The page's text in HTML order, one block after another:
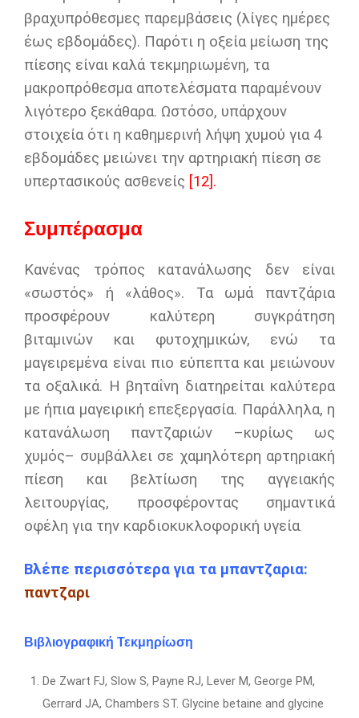
βραχυπρόθεσμες παρεμβάσεις (λίγες ημέρες
έως εβδομάδες). Παρότι η οξεία μείωση της
πίεσης είναι καλά τεκμηριωμένη, τα
μακροπρόθεσμα αποτελέσματα παραμένουν
λιγότερο ξεκάθαρα. Ωστόσο, υπάρχουν
στοιχεία ότι η καθημερινή λήψη χυμού για 4
εβδομάδες μειώνει την αρτηριακή πίεση σε
υπερτασικούς ασθενείς [12].
Συμπέρασμα
Κανένας τρόπος κατανάλωσης δεν είναι
«σωστός» ή «λάθος». Τα ωμά παντζάρια
προσφέρουν καλύτερη συγκράτηση
βιταμινών και φυτοχημικών, ενώ τα
μαγειρεμένα είναι πιο εύπεπτα και μειώνουν
τα οξαλικά. Η βηταΐνη διατηρείται καλύτερα
με ήπια μαγειρική επεξεργασία. Παράλληλα, η
κατανάλωση παντζαριών –κυρίως ως
χυμός– συμβάλλει σε χαμηλότερη αρτηριακή
πίεση και βελτίωση της αγγειακής
λειτουργίας, προσφέροντας σημαντικά
οφέλη για την καρδιοκυκλοφορική υγεία.
Βλέπε περισσότερα για τα μπαντζαρια:
παντζαρι
Βιβλιογραφική Τεκμηρίωση
De Zwart FJ, Slow S, Payne RJ, Lever M, George PM,
Gerrard JA, Chambers ST. Glycine betaine and glycine